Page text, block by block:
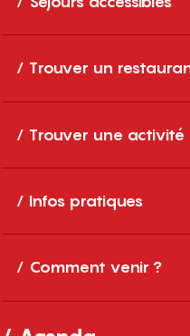
Trouver un
Trouver une activité
Infos pratiques
Comment venir ?
?
PRO